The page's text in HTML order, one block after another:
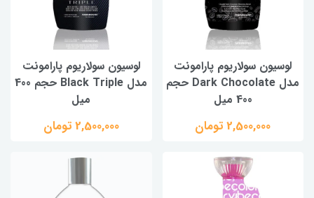
لوسیون سولاریوم پارامونت
مدل Dark Chocolate حجم
400 میل
2,500,000 تومان
لوسیون سولاریوم پارامونت
مدل Black Triple حجم 400
میل
2,500,000 تومان